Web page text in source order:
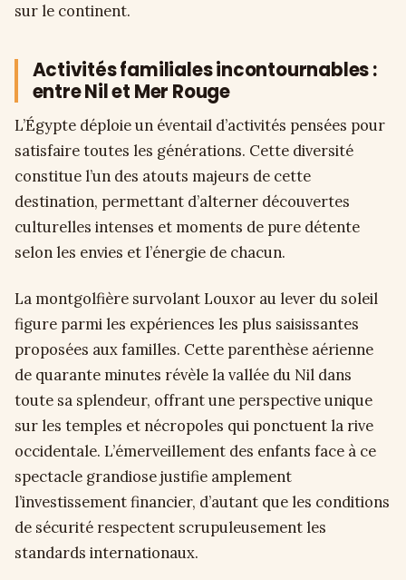
sur le continent.
Activités familiales incontournables :
entre Nil et Mer Rouge
L’Égypte déploie un éventail d’activités pensées pour
satisfaire toutes les générations. Cette diversité
constitue l’un des atouts majeurs de cette
destination, permettant d’alterner découvertes
culturelles intenses et moments de pure détente
selon les envies et l’énergie de chacun.
La montgolfière survolant Louxor au lever du soleil
figure parmi les expériences les plus saisissantes
proposées aux familles. Cette parenthèse aérienne
de quarante minutes révèle la vallée du Nil dans
toute sa splendeur, offrant une perspective unique
sur les temples et nécropoles qui ponctuent la rive
occidentale. L’émerveillement des enfants face à ce
spectacle grandiose justifie amplement
l’investissement financier, d’autant que les conditions
de sécurité respectent scrupuleusement les
standards internationaux.